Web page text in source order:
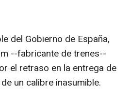
del Gobierno de España,
--fabricante de trenes--
el retraso en la entrega de
un calibre inasumible.